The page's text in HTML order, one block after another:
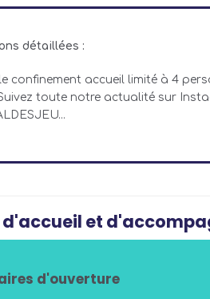
détaillées :
confinement accueil limité à 4
toute notre actualité sur
et
d'ouverture